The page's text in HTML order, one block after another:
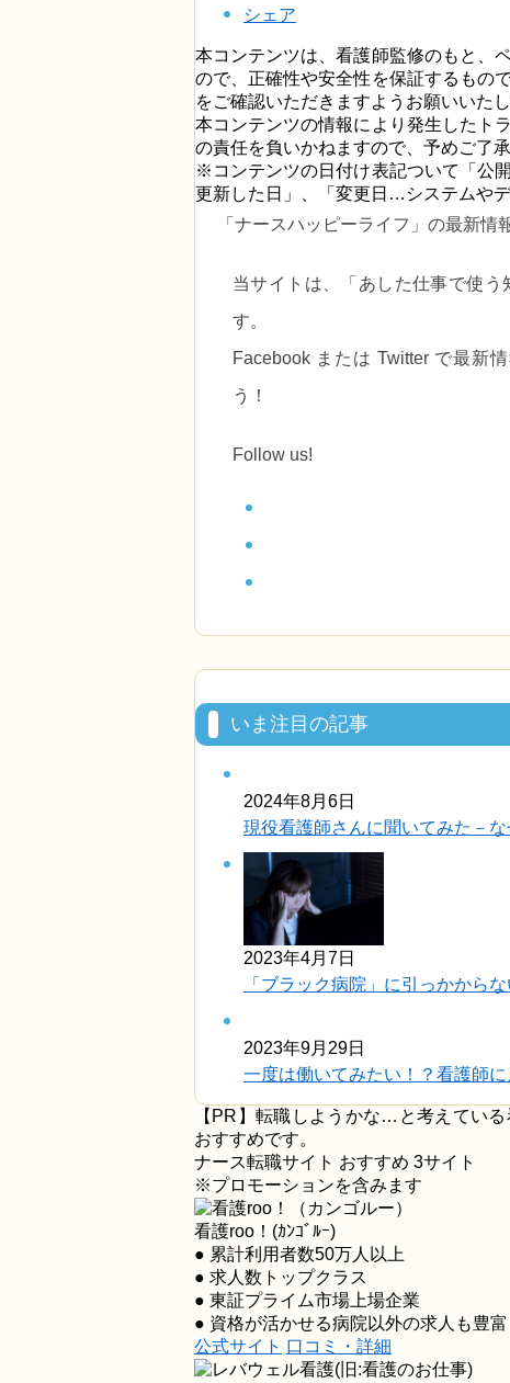
シェア
本コンテンツは、看護師監修のもと、
ので、正確性や安全性を保証するもの
をご確認いただきますようお願いいたし
本コンテンツの情報により発生したト
の責任を負いかねますので、予めご了承
※コンテンツの日付け表記ついて「公
更新した日」、「変更日…システムや
「ナースハッピーライフ」の最新情
当サイトは、 「あした仕事で使う
す。
Facebook または Twitter で最新
う！
Follow us!
いま注目の記事
2024年8月6日
現役看護師さんに聞いてみた－
2023年4月7日
「ブラック病院」に引っかから
2023年9月29日
一度は働いてみたい！？看護師
【PR】転職しようかな…と考えてい
おすすめです。
ナース転職サイト おすすめ 3サイト
※プロモーションを含みます
看護roo！(ｶﾝｺﾞﾙｰ)
● 累計利用者数50万人以上
● 求人数トップクラス
● 東証プライム市場上場企業
● 資格が活かせる病院以外の求人も豊富
公式サイト 口コミ・詳細